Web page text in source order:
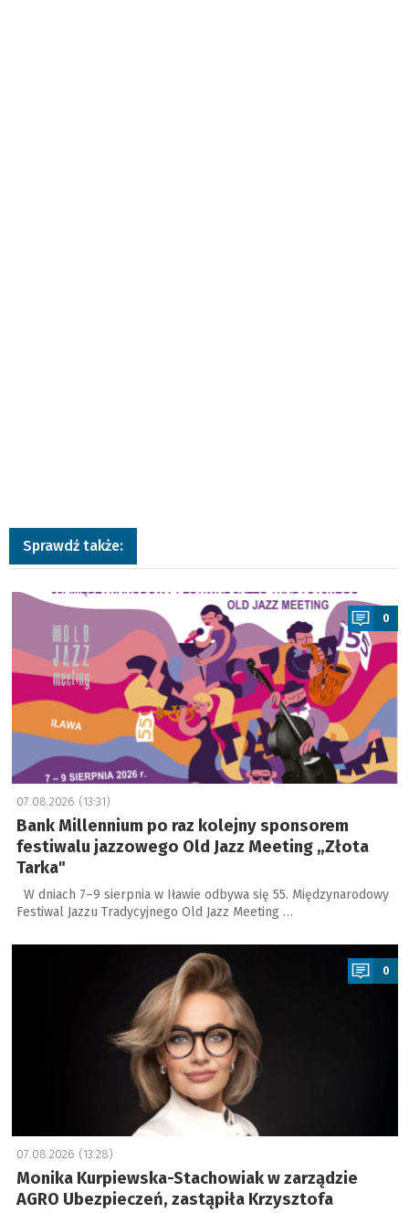
Sprawdź także:
a
0
07.08.2026 (13:31)
Bank Millennium po raz kolejny sponsorem
festiwalu jazzowego Old Jazz Meeting „Złota
Tarka"
W dniach 7–9 sierpnia w Iławie odbywa się 55. Międzynarodowy
Festiwal Jazzu Tradycyjnego Old Jazz Meeting …
a
0
07.08.2026 (13:28)
Monika Kurpiewska-Stachowiak w zarządzie
AGRO Ubezpieczeń, zastąpiła Krzysztofa